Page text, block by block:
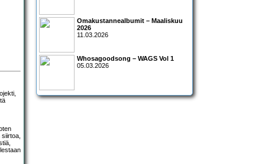
Omakustannealbumit – Maaliskuu
2026
11.03.2026
Whosagoodsong – WAGS Vol 1
05.03.2026